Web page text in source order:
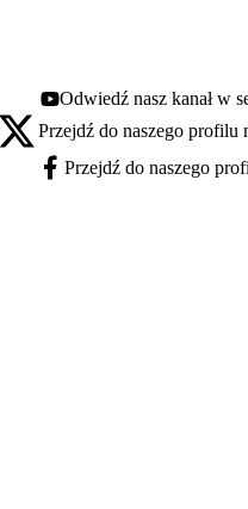
Youtube - otwiera się w nowej karcie
Odwiedź nasz kanał w
X - otwiera się w nowej karcie
Przejdź do naszego
Facebook - otwiera się w nowej
Przejdź do naszego